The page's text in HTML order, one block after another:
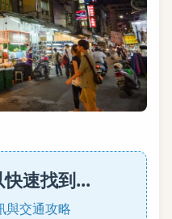
速找到...
與交通攻略